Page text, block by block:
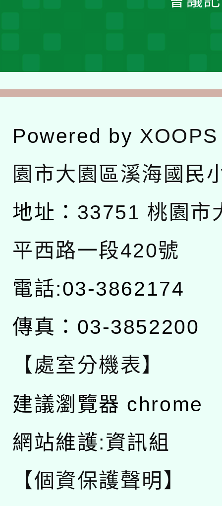
Powered by XOOPS
園市大園區溪海國民
地址： 33751 桃園市
平西路一段420號
電話:03-3862174
傳真：03-3852200
【處室分機表】
建議瀏覽器 chrome
網站維護:資訊組
【個資保護聲明】